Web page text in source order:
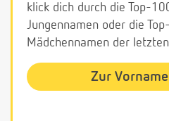
klick dich durch die Top-
Jungennamen oder die
Mädchennamen der
Zur